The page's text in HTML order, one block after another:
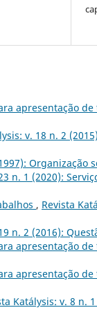
apresentação
v. 18 n. 2
Organização
n. 1 (2020):
, Revista
n. 2 (2016):
apresentação
apresentação
Katálysis: v. 8 n.